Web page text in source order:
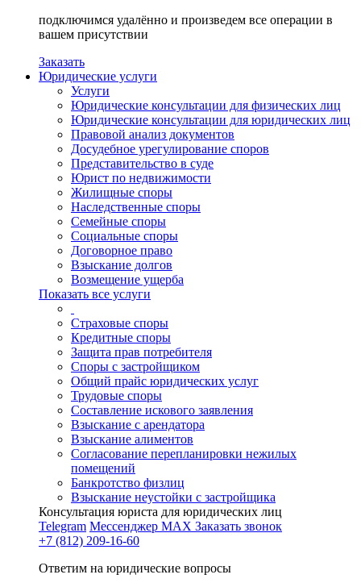
подключимся удалённо и произведем все операции в
вашем присутствии
Заказать
Юридические услуги
Услуги
Юридические консультации для физических лиц
Юридические консультации для юридических лиц
Правовой анализ документов
Досудебное урегулирование споров
Представительство в суде
Юрист по недвижимости
Жилищные споры
Наследственные споры
Семейные споры
Социальные споры
Договорное право
Взыскание долгов
Возмещение ущерба
Показать все услуги
Страховые споры
Кредитные споры
Защита прав потребителя
Споры с застройщиком
Общий прайс юридических услуг
Трудовые споры
Составление искового заявления
Взыскание с арендатора
Взыскание алиментов
Cогласование перепланировки нежилых
помещений
Банкротство физлиц
Взыскание неустойки с застройщика
Консультация юриста для юридических лиц
Telegram Мессенджер MAX Заказать звонок
+7 (812) 209-16-60
Ответим на юридические вопросы